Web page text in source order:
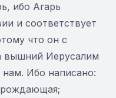
ибо Агарь
и соответствует
что он с
вышний Иерусалим
Ибо написано: